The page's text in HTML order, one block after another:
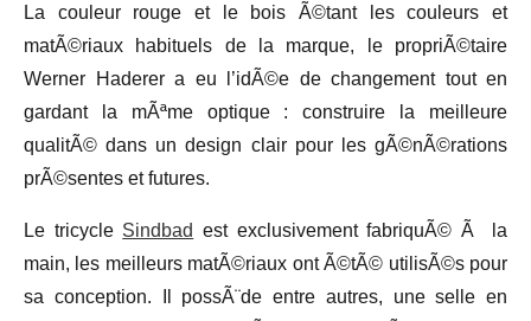
La couleur rouge et le bois Ã©tant les couleurs et
matÃ©riaux habituels de la marque, le propriÃ©taire
Werner Haderer a eu l’idÃ©e de changement tout en
gardant la mÃªme optique : construire la meilleure
qualitÃ© dans un design clair pour les gÃ©nÃ©rations
prÃ©sentes et futures.
Le tricycle Sindbad est exclusivement fabriquÃ© Ã la
main, les meilleurs matÃ©riaux ont Ã©tÃ© utilisÃ©s pour
sa conception. Il possÃ¨de entre autres, une selle en